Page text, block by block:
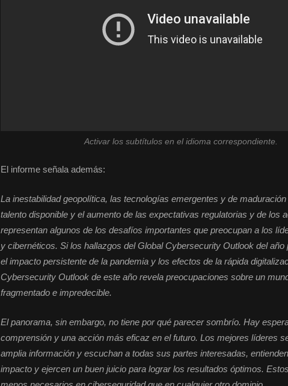
Activar los subtítulos en el idioma correspondiente.
El informe señala además:
La inestabilidad geopolítica, las tecnologías emergentes y de
talento disponible y el aumento de las expectativas regulatorias y de los
representan algunos de los desafíos importantes que preocupan a los
y cibernéticos. Si los hallazgos del Global Cybersecurity Outlook del año
el impacto persistente de la pandemia y los efectos de la rápida
Cybersecurity Outlook de este año revela preocupaciones sobre un
fragmentado e impredecible.
El panorama, sin embargo, no tiene por qué parecer sombrío. Hay
comprensión y una acción más eficaz en el futuro. Los mejores líderes
amplia información y escuchan a todas sus partes interesadas,
impacto y ejercen un buen juicio para lograr los resultados óptimos.